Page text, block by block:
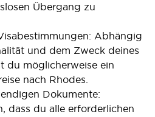
Übergang zu
Abhängig
und dem Zweck deines
du möglicherweise ein
nach Rhodes.
Dokumente:
dass du alle erforderlichen